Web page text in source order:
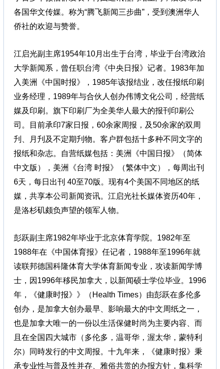
各国华文传媒。称为“腾飞新闻三步曲”，受到澳洲华人
侨社的欢迎与赞誉。
江启光副主席1954年10月出生于台湾，毕业于台湾政治
大学新闻系，曾任职台湾《中央日报》记者。1983年加
入美洲《中国时报》，1985年该报结业，改任报纸印刷
业务经理，1989年与合伙人创办伟博文化公司，经营纸
媒及印刷。旗下印刷厂为全美华人最大的报刊印刷公
司。目前承印7家日报，60余家周报，及50余家的双周
刋、月刋及不定期刋物。客户群包括十多种不同文字的
报纸和杂志。自营纸媒包括：美洲《中国日报》（简体
中文版），美洲《台湾 时报》（繁体中文），每周出刊
6天，每日出刊 40至70版。现有4个美国不同地区的纸
媒，共享本公司新闻资讯。江启光社长媒体资历40年，
是洛杉矶颇负声望的领军人物。
彭跃副主席1982年毕业于北京体育学院。1982年至
1988年在《中国体育报》任记者，1988年至1996年就
读联邦德国科隆体育大学体育新闻专业，攻读新闻学博
士，因1996年移民加拿大，以新闻硕士学位毕业。1996
年，《健康时报》》（Health Times）由彭跃在多伦多
创办，是加拿大创办最早、影响最大的中文周纸之一，
也是加拿大唯一的一份以生活保健时尚为主要内容、而
且在全国四大城市（多伦多，温哥华，渥太华，蒙特利
尔）同時发行的中文周报。十九年来，《健康时报》秉
承专业性与普及性并存、雅俗共赏的办报方针，集科学